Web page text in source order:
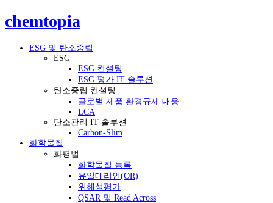
chemtopia
ESG 및 탄소중립
ESG
ESG 컨설팅
ESG 평가 IT 솔루션
탄소중립 컨설팅
글로벌 제품 환경규제 대응
LCA
탄소관리 IT 솔루션
Carbon-Slim
화학물질
화평법
화학물질 등록
유일대리인(OR)
위해성평가
QSAR 및 Read Across